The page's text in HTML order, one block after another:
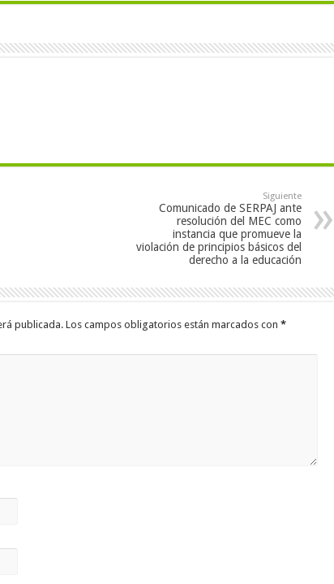
Siguiente
Comunicado de SERPAJ ante
resolución del MEC como
instancia que promueve la
violación de principios básicos del
derecho a la educación
publicada. Los campos obligatorios están marcados con *